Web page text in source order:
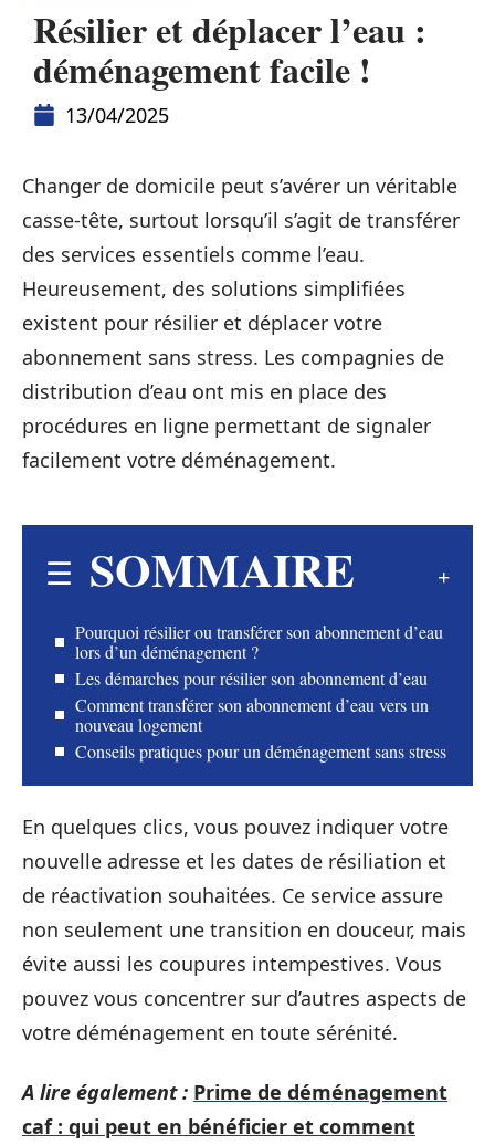
Résilier et déplacer l’eau :
déménagement facile !
13/04/2025
Changer de domicile peut s’avérer un véritable
casse-tête, surtout lorsqu’il s’agit de transférer
des services essentiels comme l’eau.
Heureusement, des solutions simplifiées
existent pour résilier et déplacer votre
abonnement sans stress. Les compagnies de
distribution d’eau ont mis en place des
procédures en ligne permettant de signaler
facilement votre déménagement.
SOMMAIRE
Pourquoi résilier ou transférer son abonnement d’eau
lors d’un déménagement ?
Les démarches pour résilier son abonnement d’eau
Comment transférer son abonnement d’eau vers un
nouveau logement
Conseils pratiques pour un déménagement sans stress
En quelques clics, vous pouvez indiquer votre
nouvelle adresse et les dates de résiliation et
de réactivation souhaitées. Ce service assure
non seulement une transition en douceur, mais
évite aussi les coupures intempestives. Vous
pouvez vous concentrer sur d’autres aspects de
votre déménagement en toute sérénité.
A lire également : Prime de déménagement
caf : qui peut en bénéficier et comment